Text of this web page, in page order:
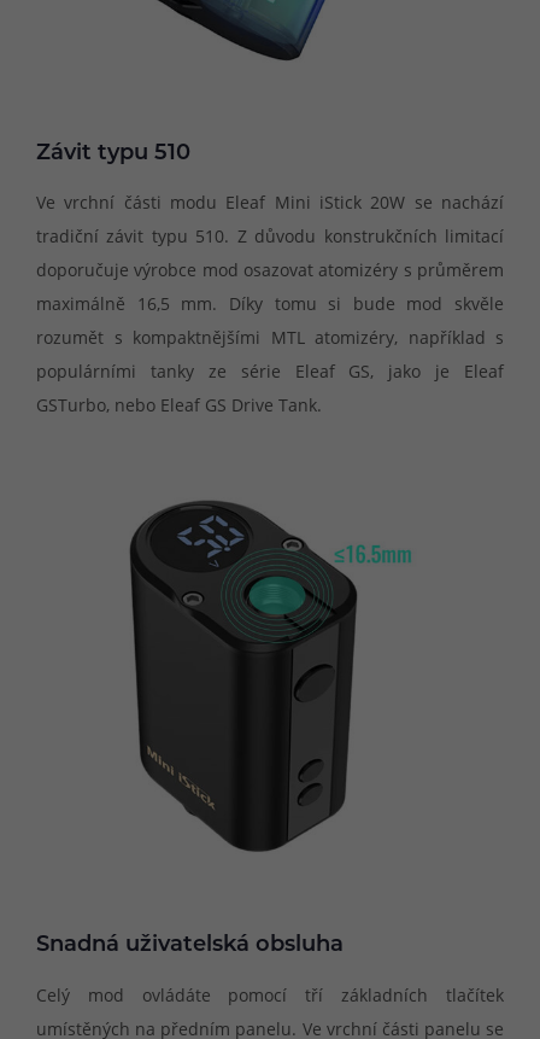
Závit typu 510
Ve vrchní části modu Eleaf Mini iStick 20W se nachází
tradiční závit typu 510. Z důvodu konstrukčních limitací
doporučuje výrobce mod osazovat atomizéry s průměrem
maximálně 16,5 mm. Díky tomu si bude mod skvěle
rozumět s kompaktnějšími MTL atomizéry, například s
populárními tanky ze série Eleaf GS, jako je Eleaf
GSTurbo, nebo Eleaf GS Drive Tank.
Snadná uživatelská obsluha
Celý mod ovládáte pomocí tří základních tlačítek
umístěných na předním panelu. Ve vrchní části panelu se